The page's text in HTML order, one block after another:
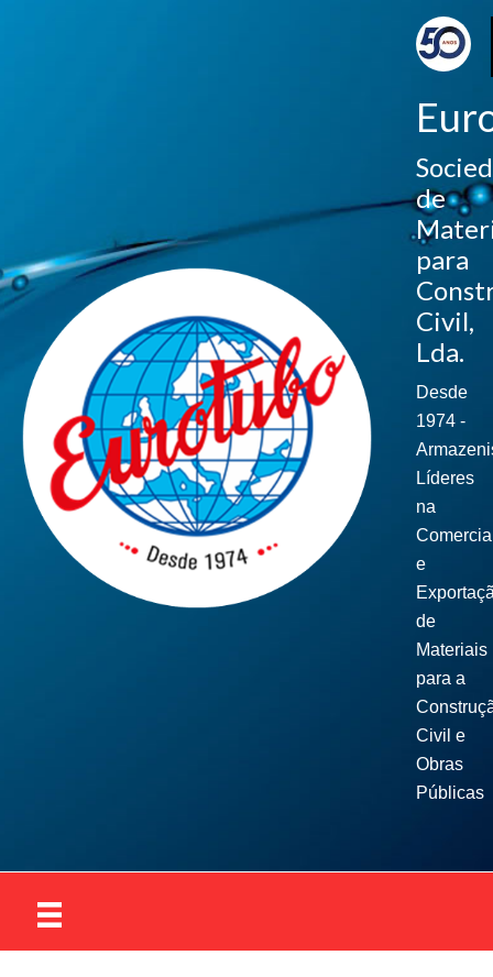
de
para
Civil,
Lda.
Desde
1974 -
Líderes
na
e
de
Materiais
para a
Civil e
Obras
Públicas